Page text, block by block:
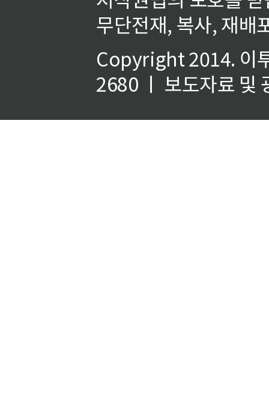
무단전재, 복사, 재배
Copyright 2014. 이
2680 ㅣ 보도자료